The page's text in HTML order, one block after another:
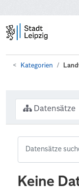
Kategorien
Datensätze
Keine